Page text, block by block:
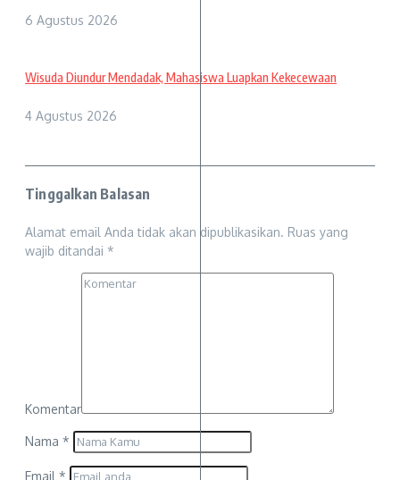
6 Agustus 2026
Wisuda Diundur Mendadak, Mahasiswa Luapkan Kekecewaan
4 Agustus 2026
Tinggalkan Balasan
Alamat email Anda tidak akan dipublikasikan. Ruas yang
wajib ditandai *
Komentar
Nama *
Email *